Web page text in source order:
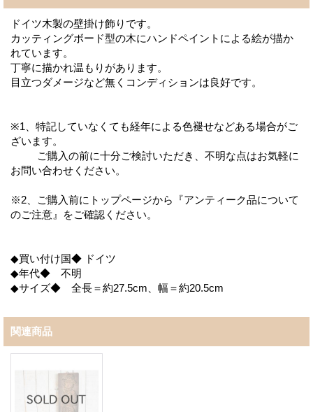
ドイツ木製の壁掛け飾りです。
カッティングボード型の木にハンドペイントによる絵が描か
れています。
丁寧に描かれ温もりがあります。
目立つダメージなど無くコンディションは良好です。
※1、特記していなくても経年による色褪せなどある場合がご
ざいます。
ご購入の前に十分ご検討いただき、不明な点はお気軽に
お問い合わせください。
※2、ご購入前にトップページから『アンティーク品について
のご注意』をご確認ください。
◆買い付け国◆ ドイツ
◆年代◆ 不明
◆サイズ◆ 全長＝約27.5cm、幅＝約20.5cm
関連商品